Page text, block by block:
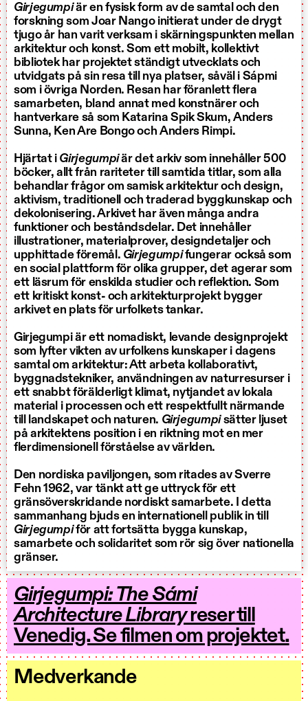
Girjegumpiär en fysisk form av de samtal och den
forskning som Joar Nango initierat under de drygt
tjugo år han varit verksam i skärningspunkten mellan
arkitektur och konst. Som ett mobilt, kollektivt
bibliotek har projektet ständigt utvecklats och
utvidgats på sin resa till nya platser, såväl i Sápmi
som i övriga Norden. Resan har föranlett flera
samarbeten, bland annat med konstnärer och
hantverkare så som Katarina Spik Skum, Anders
Sunna, Ken Are BongoochAnders Rimpi.
Hjärtat i Girjegumpiär det arkiv som innehåller 500
böcker, allt från rariteter till samtida titlar, som alla
behandlar frågor om samisk arkitektur och design,
aktivism, traditionell och traderad byggkunskap och
dekolonisering. Arkivet har även många andra
funktioner och beståndsdelar. Det innehåller
illustrationer, materialprover, designdetaljer och
upphittade föremål. Girjegumpifungerar också som
en social plattform för olika grupper, det agerar som
ett läsrum för enskilda studier och reflektion. Som
ett kritiskt konst- och arkitekturprojekt bygger
arkivet en plats för urfolkets tankar.
Girjegumpi är ett nomadiskt, levande designprojekt
som lyfter vikten av urfolkens kunskaper i dagens
samtal om arkitektur: Att arbeta kollaborativt,
byggnadstekniker, användningen av naturresurser i
ett snabbt förälderligt klimat, nytjandet av lokala
material i processen och ett respektfullt närmande
till landskapet och naturen. Girjegumpisätter ljuset
på arkitektens position i en riktning mot en mer
flerdimensionell förståelse av världen.
Den nordiska paviljongen, som ritades av Sverre
Fehn 1962, var tänkt att ge uttryck för ett
gränsöverskridande nordiskt samarbete. I detta
sammanhang bjuds en internationell publik in till
Girjegumpiför att fortsätta bygga kunskap,
samarbete och solidaritet som rör sig över nationella
gränser.
Girjegumpi: The Sámi
Architecture Libraryreser till
Venedig. Se filmen om projektet.
Medverkande